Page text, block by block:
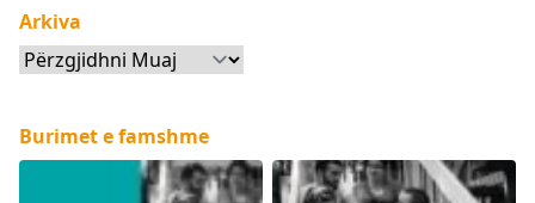
Arkiva
Arkiva
Burimet e famshme